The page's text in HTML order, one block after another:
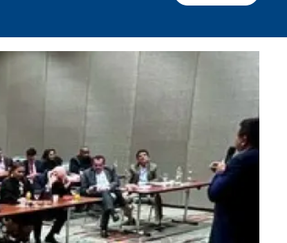
Facebook
Telegram
LinkedIn